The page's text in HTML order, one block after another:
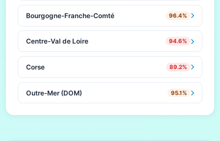
Bourgogne-Franche-Comté 96.4%
Centre-Val de Loire 94.6%
Corse 89.2%
Outre-Mer (DOM) 95.1%